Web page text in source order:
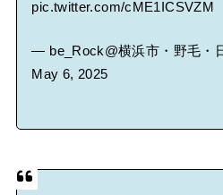
pic.twitter.com/cME1ICSVZM
— be_Rock@横浜市・野毛・
May 6, 2025